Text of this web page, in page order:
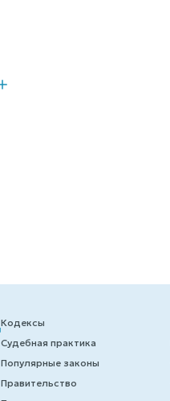
Кодексы
Судебная практика
Популярные законы
Правительство